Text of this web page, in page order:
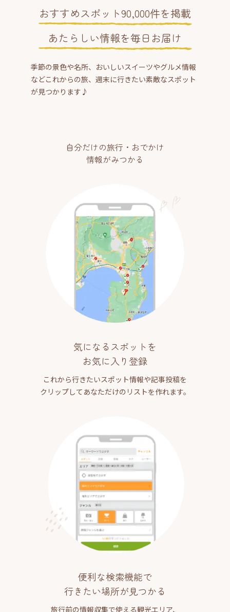
おすすめスポット90,000件を掲載
あたらしい情報を毎日お届け
季節の景色や名所、おいしいスイーツやグルメ情報
などこれからの旅、週末に行きたい素敵なスポット
が見つかります♪
自分だけの旅行・おでかけ
情報がみつかる
気になるスポットを
お気に入り登録
これから行きたいスポット情報や記事投稿を
クリップしてあなただけのリストを作れます。
便利な検索機能で
行きたい場所が見つかる
旅行前の情報収集で使える観光エリア、